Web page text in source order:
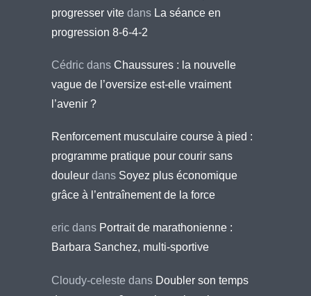
progresser vite dans La séance en
progression 8-6-4-2
Cédric dans Chaussures : la nouvelle
vague de l’oversize est-elle vraiment
l’avenir ?
Renforcement musculaire course à pied :
programme pratique pour courir sans
douleur dans Soyez plus économique
grâce à l’entraînement de la force
eric dans Portrait de marathonienne :
Barbara Sanchez, multi-sportive
Cloudy-celeste dans Doubler son temps